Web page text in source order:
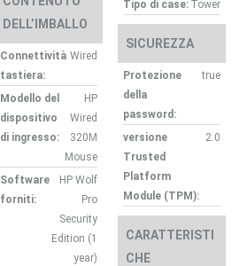
DELL’IMBALLO
Connettività
tastiera:
Wired
Modello del
dispositivo
di ingresso:
HP
Wired
320M
Mouse
Software
forniti:
HP Wolf
Pro
Security
Edition (1
year)
Tipo di case: Tower
SICUREZZA
Protezione
della
password:
true
versione
Trusted
Platform
Module (TPM):
2.0
CARATTERISTI
CHE